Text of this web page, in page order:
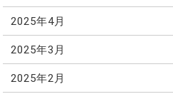
2025年4月
2025年3月
2025年2月